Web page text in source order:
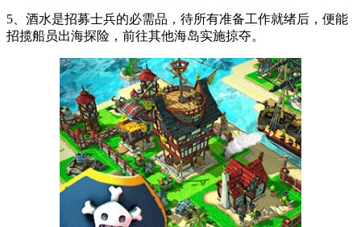
5、酒水是招募士兵的必需品，待所有准备工作就绪后，便能
招揽船员出海探险，前往其他海岛实施掠夺。